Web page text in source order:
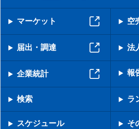
マーケット 空
届出・調達 法
企業統計 報
検索 ラ
スケジュール そ